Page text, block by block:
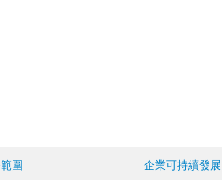
圍
企業可持續發展